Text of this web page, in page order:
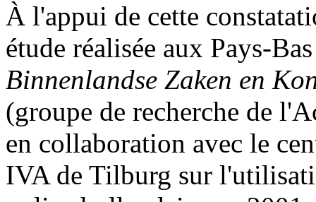
À l'appui de cette
étude réalisée aux Pays-
Binnenlandse Zaken en
(groupe de recherche de
en collaboration avec le
IVA de Tilburg sur